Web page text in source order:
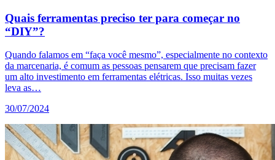
Quais ferramentas preciso ter para começar no
“DIY”?
Quando falamos em “faça você mesmo”, especialmente no contexto
da marcenaria, é comum as pessoas pensarem que precisam fazer
um alto investimento em ferramentas elétricas. Isso muitas vezes
leva as…
30/07/2024